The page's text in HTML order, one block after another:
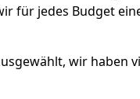
für jedes Budget
wir haben